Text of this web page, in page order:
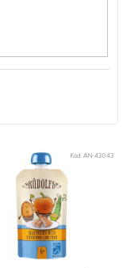
Kód: AN-43043